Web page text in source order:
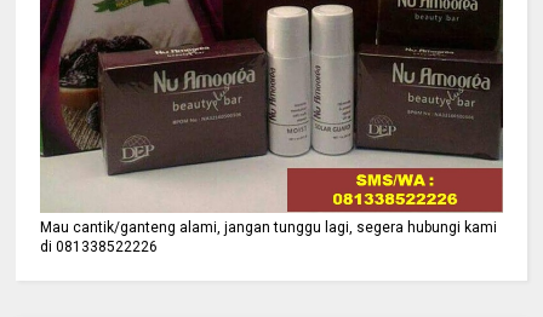
Mau cantik/ganteng alami, jangan tunggu lagi, segera hubungi kami
di 081338522226